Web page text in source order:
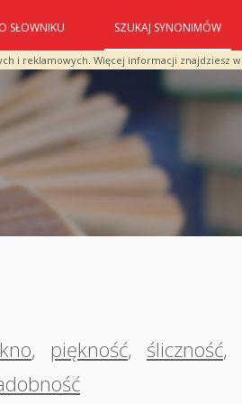
i reklamowych. Więcej informacji znajdziesz w
O SŁOWNIKU SZUKAJ SYNONIMÓW
, piękność, śliczność,